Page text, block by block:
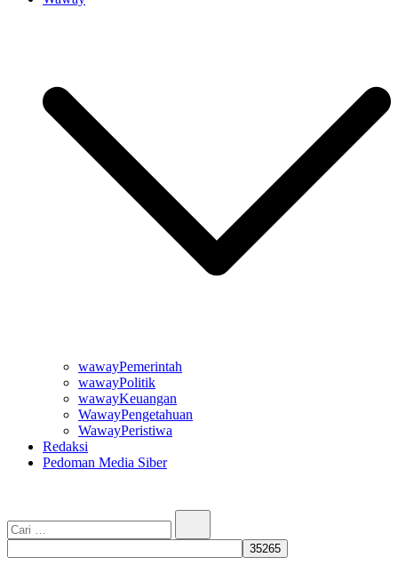
wawayPemerintah
wawayPolitik
wawayKeuangan
WawayPengetahuan
WawayPeristiwa
Redaksi
Pedoman Media Siber